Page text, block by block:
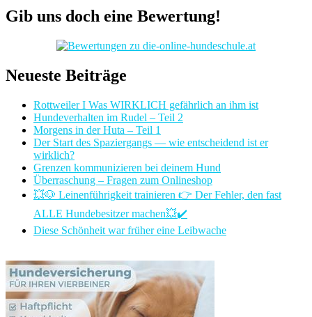
Gib uns doch eine Bewertung!
Neueste Beiträge
Rottweiler I Was WIRKLICH gefährlich an ihm ist
Hundeverhalten im Rudel – Teil 2
Morgens in der Huta – Teil 1
Der Start des Spaziergangs — wie entscheidend ist er
wirklich?
Grenzen kommunizieren bei deinem Hund
Überraschung – Fragen zum Onlineshop
💥🐶 Leinenführigkeit trainieren 👉 Der Fehler, den fast
ALLE Hundebesitzer machen💥✔️
Diese Schönheit war früher eine Leibwache